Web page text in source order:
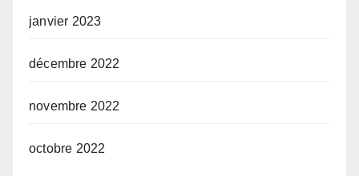
janvier 2023
décembre 2022
novembre 2022
octobre 2022